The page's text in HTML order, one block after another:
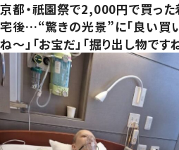
京都・祇園祭で2,000円で買っ
宅後…“驚きの光景”に「良い買
ね～」「お宝だ」「掘り出し物です